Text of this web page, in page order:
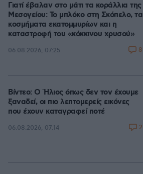
Γιατί έβαλαν στο μάτι τα κοράλλια της
Μεσογείου: Το μπλόκο στη Σκόπελο, τα
κοσμήματα εκατομμυρίων και η
καταστροφή του «κόκκινου χρυσού»
06.08.2026, 07:25 8
Βίντεο: Ο Ήλιος όπως δεν τον έχουμε
ξαναδεί, οι πιο λεπτομερείς εικόνες
που έχουν καταγραφεί ποτέ
06.08.2026, 07:14 2